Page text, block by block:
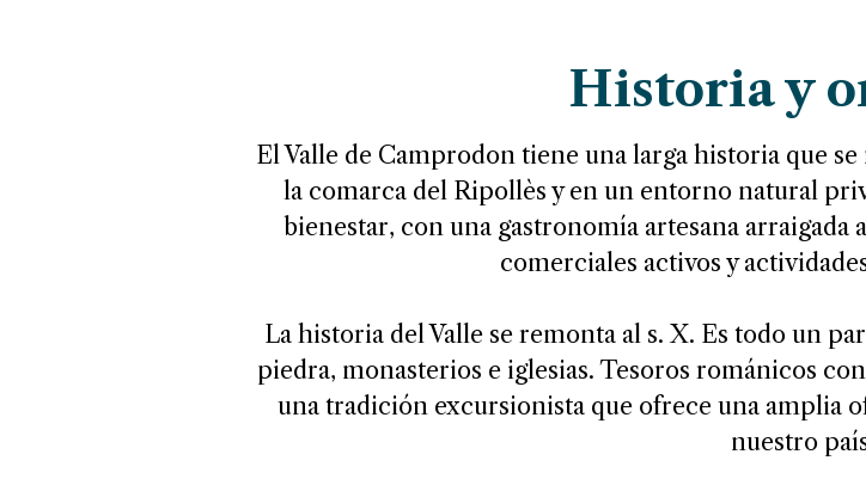
Historia y
El Valle de Camprodon tiene una larga historia que
la comarca del Ripollès y en un entorno natural
bienestar, con una gastronomía artesana arraigada
comerciales activos y
La historia del Valle se remonta al s. X. Es todo un
piedra, monasterios e iglesias. Tesoros románicos
una tradición excursionista que ofrece una amplia
nuestro